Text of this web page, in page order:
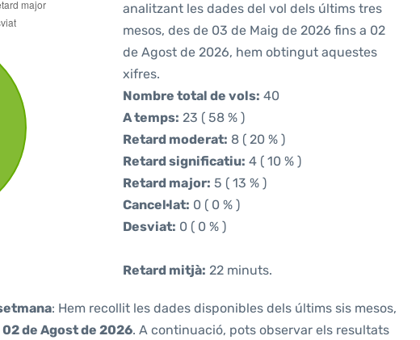
analitzant les dades del vol dels últims tres
mesos, des de 03 de Maig de 2026 fins a 02
de Agost de 2026, hem obtingut aquestes
xifres.
Nombre total de vols: 40
A temps: 23 ( 58 % )
Retard moderat: 8 ( 20 % )
Retard significatiu: 4 ( 10 % )
Retard major: 5 ( 13 % )
Cancel·lat: 0 ( 0 % )
Desviat: 0 ( 0 % )
Retard mitjà: 22 minuts.
: Hem recollit les dades disponibles dels últims sis mesos,
02 de Agost de 2026. A continuació, pots observar els resultats